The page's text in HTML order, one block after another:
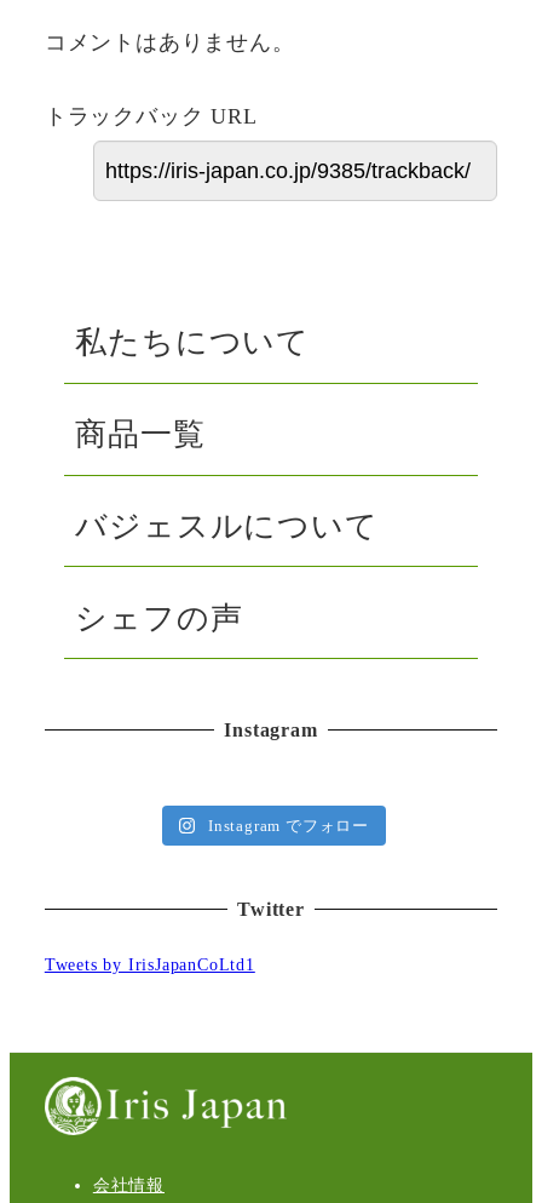
コメントはありません。
トラックバック URL
私たちについて
商品一覧
バジェスルについて
シェフの声
Instagram
Instagram でフォロー
Twitter
Tweets by IrisJapanCoLtd1
会社情報